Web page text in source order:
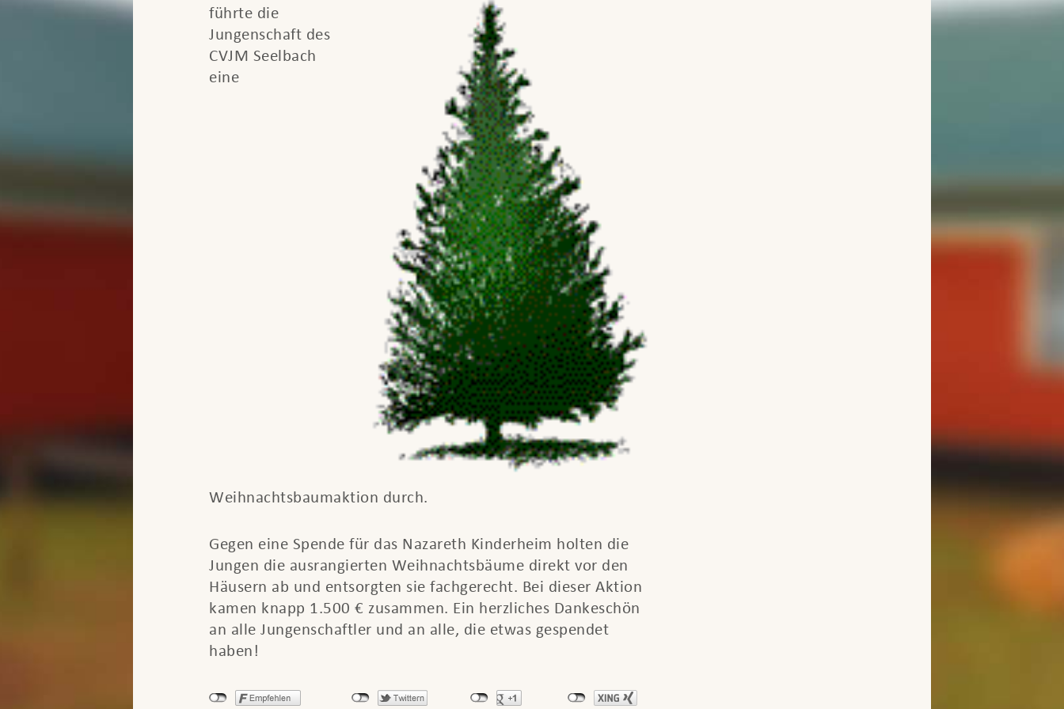
führte die
Jungenschaft des
CVJM Seelbach
eine
Weihnachtsbaumaktion durch.
Gegen eine Spende für das Nazareth Kinderheim holten die
Jungen die ausrangierten Weihnachtsbäume direkt vor den
Häusern ab und entsorgten sie fachgerecht. Bei dieser Aktion
kamen knapp 1.500 € zusammen. Ein herzliches Dankeschön
an alle Jungenschaftler und an alle, die etwas gespendet
haben!